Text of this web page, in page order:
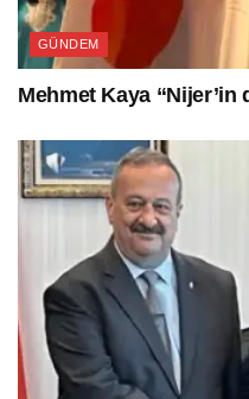
GÜNDEM
Mehmet Kaya “Nijer’in